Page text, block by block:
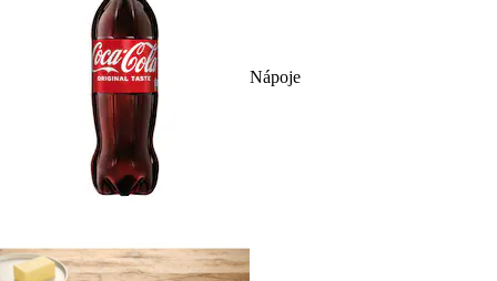
Nápoje